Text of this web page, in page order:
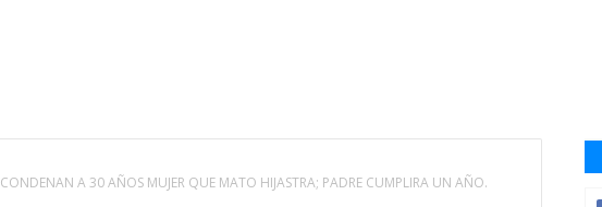
CONDENAN A 30 AÑOS MUJER QUE MATO HIJASTRA; PADRE CUMPLIRA UN AÑO.